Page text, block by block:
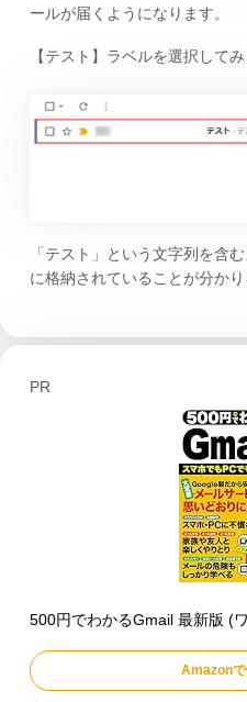
ールが届くようになります。
【テスト】ラベルを選択してみ
「テスト」という文字列を含
に格納されていることが分かり
PR
500円でわかるGmail 最新版 (
Amazon